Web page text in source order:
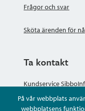
På vår webbplats
webbplatsens
Frågor och svar
Sköta ärenden för
Ta kontakt
Kundservice
Ge anonym respons